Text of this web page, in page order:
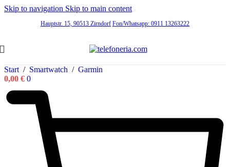
Skip to navigation Skip to main content
Hauptstr. 15, 90513 Zirndorf Fon/Whatsapp: 0911 13263222
Start / Smartwatch / Garmin
0,00 € 0